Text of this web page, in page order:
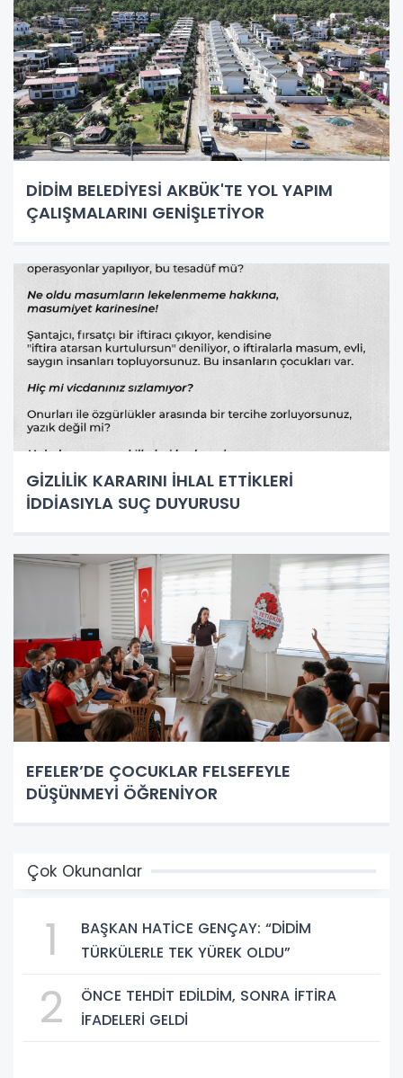
DİDİM BELEDİYESİ AKBÜK'TE YOL YAPIM
ÇALIŞMALARINI GENİŞLETİYOR
GİZLİLİK KARARINI İHLAL ETTİKLERİ
İDDİASIYLA SUÇ DUYURUSU
EFELER’DE ÇOCUKLAR FELSEFEYLE
DÜŞÜNMEYİ ÖĞRENİYOR
Çok Okunanlar
1
BAŞKAN HATİCE GENÇAY: “DİDİM
TÜRKÜLERLE TEK YÜREK OLDU”
2
ÖNCE TEHDİT EDİLDİM, SONRA İFTİRA
İFADELERİ GELDİ